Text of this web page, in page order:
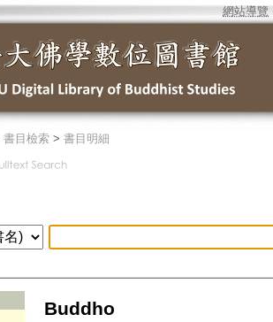
網站導覽
書目檢索 > 書目明細
Buddho